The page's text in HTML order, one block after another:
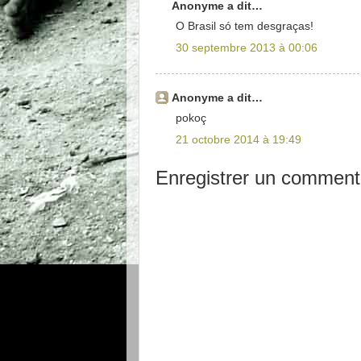
Anonyme a dit…
O Brasil só tem desgraças!
30 septembre 2013 à 00:06
Anonyme a dit…
pokoç
21 octobre 2014 à 19:49
Enregistrer un